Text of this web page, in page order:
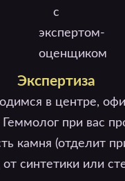
Экспертиза
в центре,
Геммолог при вас
камня (отделит
от синтетики или